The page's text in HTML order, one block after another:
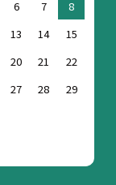
6 7
8
13 14
15
20 21
22
27 28
29